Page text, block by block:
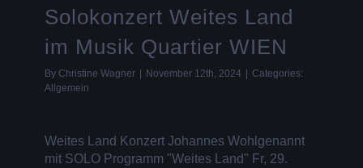
Solokonzert Weites Land
im Musik Quartier WIEN
By Christine Wagner | November 12th, 2024 | Categories:
Allgemein
Weites Land Konzert Johannes Wohlgenannt
mit SOLO Programm "Weites Land" Fr, 29.